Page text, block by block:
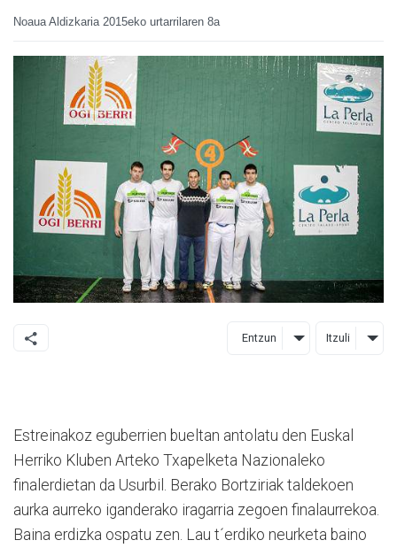
Noaua Aldizkaria 2015eko urtarrilaren 8a
Entzun Itzuli
Estreinakoz eguberrien bueltan antolatu den Euskal
Herriko Kluben Arteko Txapelketa Nazionaleko
finalerdietan da Usurbil. Berako Bortziriak taldekoen
aurka aurreko iganderako iragarria zegoen finalaurrekoa.
Baina erdizka ospatu zen. Lau t´erdiko neurketa baino